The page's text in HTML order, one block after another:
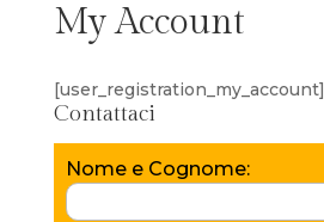
My Account
[user_registration_my_account]
Contattaci
Nome e Cognome: